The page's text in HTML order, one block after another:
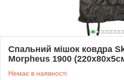
Спальний мішок ковдра
Morpheus 1900
Немає в наявності